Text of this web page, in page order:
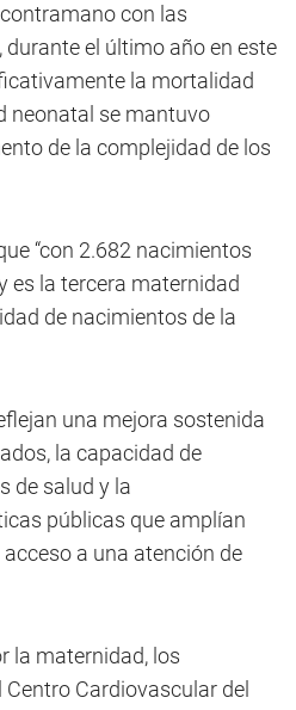
con las
el último año en este
la mortalidad
neonatal se mantuvo
de la complejidad de los
“con 2.682 nacimientos
es la tercera maternidad
de nacimientos de la
una mejora sostenida
la capacidad de
de salud y la
públicas que amplían
a una atención de
la maternidad, los
Cardiovascular del